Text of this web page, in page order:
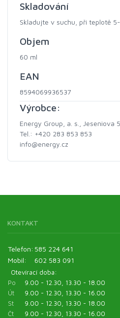
Skladování
Skladujte v suchu, při teplotě
Objem
60 ml
EAN
8594069936537
Výrobce:
Energy Group, a. s., Jeseniova
Tel.: +420 283 853 853
info@energy.cz
KONTAKT
Telefon: 585 224 641
Mobil:
602 583 091
Otevírací doba:
Po
9.00 - 12.30, 13.30 - 18.00
Út
9.00 - 12.30, 13.30 - 16.00
St
9.00 - 12.30, 13.30 - 18.00
Čt
9.00 - 12.30, 13.30 - 16.00